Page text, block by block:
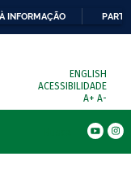
INFORMAÇÃO
ENGLISH
ACESSIBILIDADE
A+ A-